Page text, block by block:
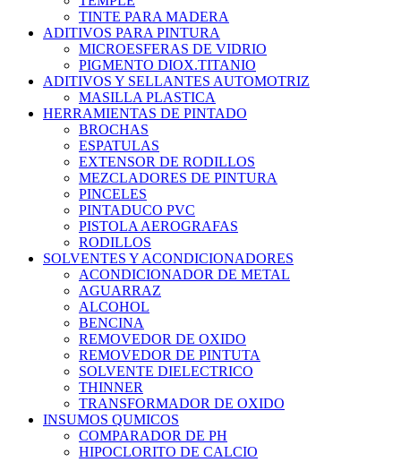
TINTE PARA MADERA
ADITIVOS PARA PINTURA
MICROESFERAS DE VIDRIO
PIGMENTO DIOX.TITANIO
ADITIVOS Y SELLANTES AUTOMOTRIZ
MASILLA PLASTICA
HERRAMIENTAS DE PINTADO
BROCHAS
ESPATULAS
EXTENSOR DE RODILLOS
MEZCLADORES DE PINTURA
PINCELES
PINTADUCO PVC
PISTOLA AEROGRAFAS
RODILLOS
SOLVENTES Y ACONDICIONADORES
ACONDICIONADOR DE METAL
AGUARRAZ
ALCOHOL
BENCINA
REMOVEDOR DE OXIDO
REMOVEDOR DE PINTUTA
SOLVENTE DIELECTRICO
THINNER
TRANSFORMADOR DE OXIDO
INSUMOS QUMICOS
COMPARADOR DE PH
HIPOCLORITO DE CALCIO